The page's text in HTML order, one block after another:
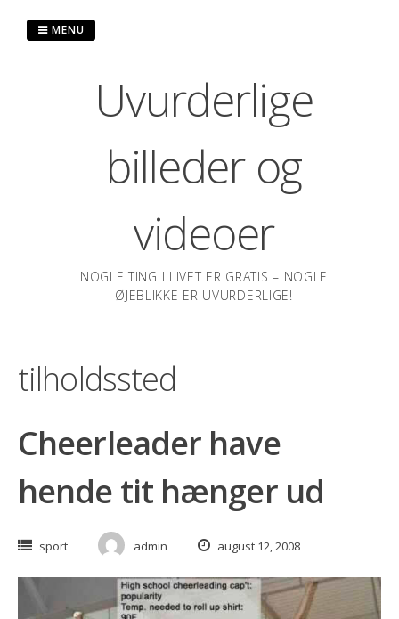
Uvurderlige
billeder og
videoer
NOGLE TING I LIVET ER GRATIS – NOGLE
ØJEBLIKKE ER UVURDERLIGE!
MENU
tilholdssted
Cheerleader have
hende tit hænger ud
sport admin august 12, 2008